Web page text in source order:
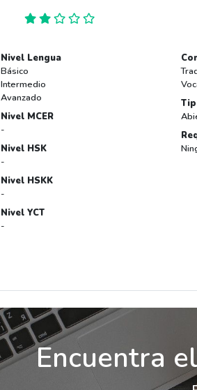
Nivel Lengua
Básico
Intermedio
Avanzado
Nivel MCER
-
Nivel HSK
-
Nivel HSKK
-
Nivel YCT
-
Encuentra